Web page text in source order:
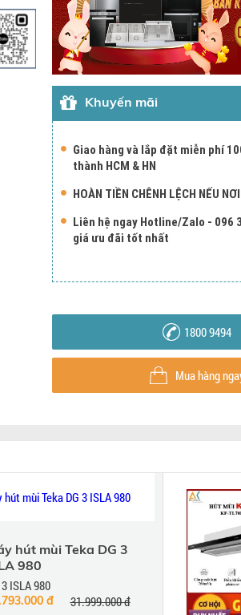
Khuyến mãi
Giao hàng và lắp đặt miễn phí
thành HCM & HN
HOÀN TIỀN CHÊNH LỆCH NẾU
Liên hệ ngay Hotline/Zalo - 096
giá ưu đãi tốt nhất
1800 9494
Mua hàng
hút mùi Teka DG 3
980
3 ISLA 980
đ 31.999.000 đ